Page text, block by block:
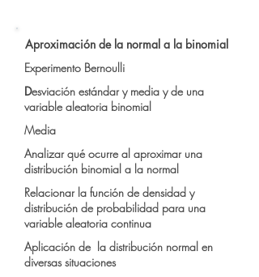
Aproximación de la normal a la binomial
Experimento Bernoulli
Desviación estándar y media y de una
variable aleatoria binomial
Media
Analizar qué ocurre al aproximar una
distribución binomial a la normal
Relacionar la función de densidad y
distribución de probabilidad para una
variable aleatoria continua
Aplicación de la distribución normal en
diversas situaciones